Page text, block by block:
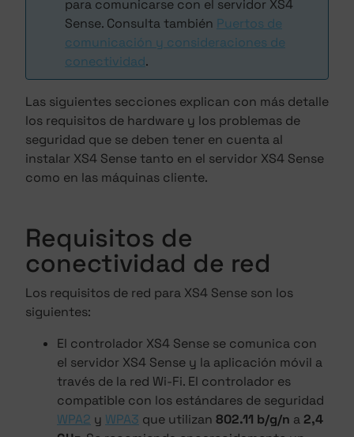
para comunicarse con el servidor XS4
Sense. Consulta también Puertos de
comunicación y consideraciones de
conectividad.
Las siguientes secciones explican con más detalle
los requisitos de hardware y los problemas de
seguridad que se deben tener en cuenta al
instalar XS4 Sense tanto en el servidor XS4 Sense
como en las máquinas cliente.
Requisitos de
conectividad de red
Los requisitos de red para XS4 Sense son los
siguientes:
El controlador XS4 Sense se comunica con
el servidor XS4 Sense y la aplicación móvil a
través de la red Wi-Fi. El controlador es
compatible con los estándares de seguridad
WPA2 y WPA3 que utilizan 802.11 b/g/n a 2,4